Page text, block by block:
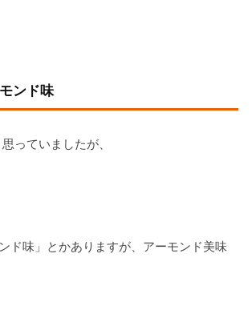
ンド味
っていましたが、
ド味」とかありますが、アーモンド美味